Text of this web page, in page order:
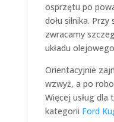
osprzętu po
dołu silnika.
zwracamy
układu
Orientacyjnie
wzwyż, a po
Więcej usług
kategorii Ford